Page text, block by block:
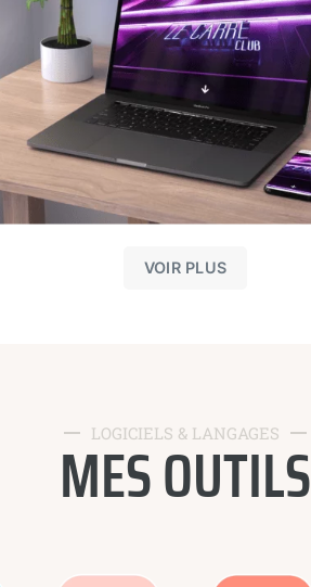
VOIR PLUS
LOGICIELS & LANGAGES
MES OUTILS